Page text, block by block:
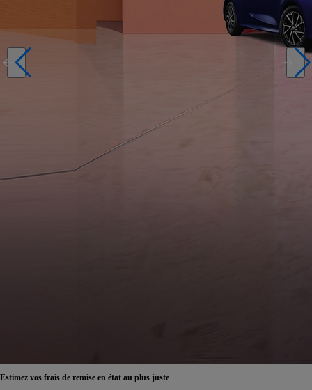
Réservez en ligne votre occasion pour 1€ seulement